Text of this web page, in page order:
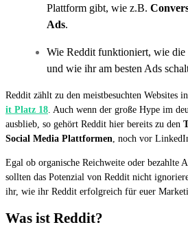
Plattform gibt, wie z.B.
Ads.
Wie Reddit funktioniert, wie die
und wie ihr am besten Ads
Reddit zählt zu den meistbesuchten Websites
it Platz 18. Auch wenn der große Hype im
ausblieb, so gehört Reddit hier bereits zu den
Social Media Plattformen, noch vor
Egal ob organische Reichweite oder bezahlte
sollten das Potenzial von Reddit nicht
ihr, wie ihr Reddit erfolgreich für euer
Was ist Reddit?